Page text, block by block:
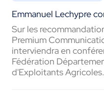
Emmanuel Lechypre
Sur les
Premium
interviendra en
Fédération
d'Exploitants Agricoles.